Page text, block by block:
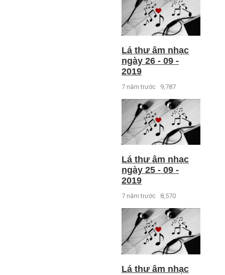
Lá thư âm nhạc
ngày 26 - 09 -
2019
7 năm trước 9,787
Lá thư âm nhạc
ngày 25 - 09 -
2019
7 năm trước 8,570
Lá thư âm nhạc